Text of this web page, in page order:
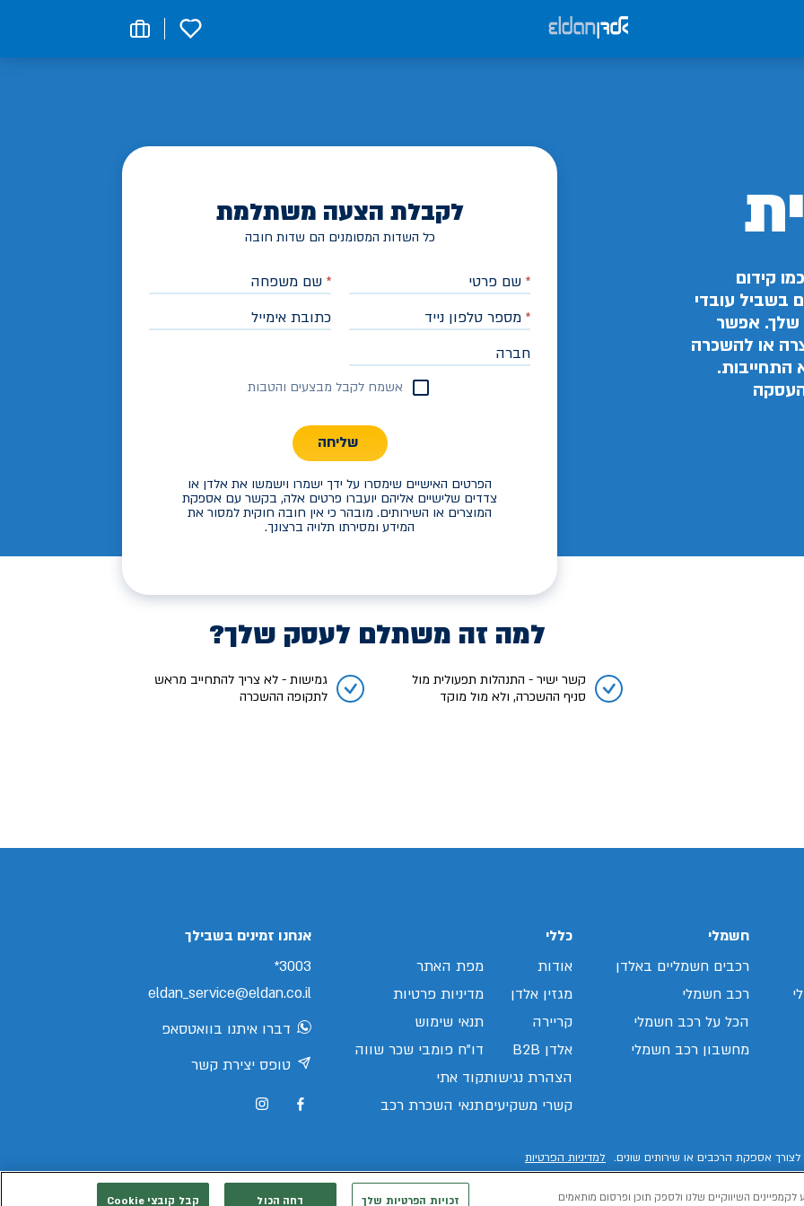
0
קידום
בשביל עובדי
שלך. אפשר
או להשכרה
התחייבות.
לקבלת הצעה משתלמת
כל השדות המסומנים הם שדות חובה
שם פרטי * שם משפחה *
מספר טלפון נייד *
כתובת אימייל
חברה
אשמח לקבל מבצעים והטבות
שליחה
הפרטים האישיים שימסרו על ידך ישמרו וישמשו את אלדן או
צדדים שלישיים אליהם יועברו פרטים אלה, בקשר עם אספקת
המוצרים או השירותים. מובהר כי אין חובה חוקית למסור את
המידע ומסירתו תלויה ברצונך.
למה זה משתלם לעסק שלך?
קשר ישיר - התנהלות תפעולית מול
סניף ההשכרה, ולא מול מוקד
גמישות - לא צריך להתחייב מראש
לתקופה ההשכרה
חשמלי
רכבים חשמליים באלדן
רכב חשמלי
הכל על רכב חשמלי
מחשבון רכב חשמלי
כללי
אודות
מגזין אלדן
קריירה
אלדן B2B
הצהרת נגישות
קשרי משקיעים
מפת האתר
מדיניות פרטיות
תנאי שימוש
דו"ח פומבי שכר שווה
קוד אתי
תנאי השכרת רכב
אנחנו זמינים בשבילך
3003*
eldan_service@eldan.co.il
דברו איתנו בוואטסאפ
טופס יצירת קשר
אספקת הרכבים או שירותים שונים. למדיניות הפרטיות
השיווקיים שלנו ולספק תוכן ופרסום מותאמים זכויות הפרטיות שלך דחה הכול קבל קובצי Cookie